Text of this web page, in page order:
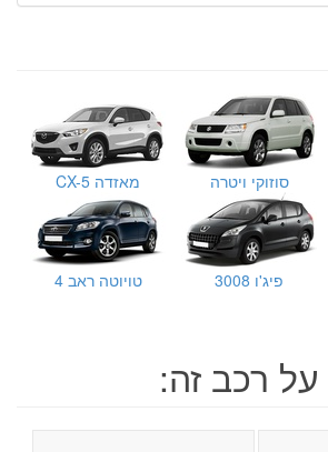
סוזוקי ויטרה מאזדה CX-5
פיג'ו 3008 טויוטה ראב 4
רכב זה: